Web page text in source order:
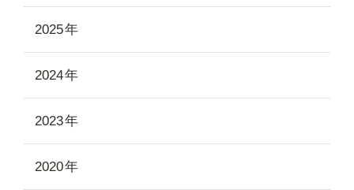
2025
2024
2023
2020